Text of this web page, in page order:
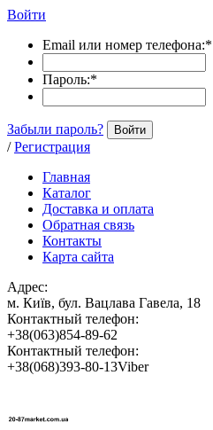
Войти
Email или номер телефона:*
Пароль:*
Забыли пароль? Войти
/ Регистрация
Главная
Каталог
Доставка и оплата
Обратная связь
Контакты
Карта сайта
Адрес:
м. Київ, бул. Вацлава Гавела, 18
Контактный телефон:
+38(063)854-89-62
Контактный телефон:
+38(068)393-80-13Viber